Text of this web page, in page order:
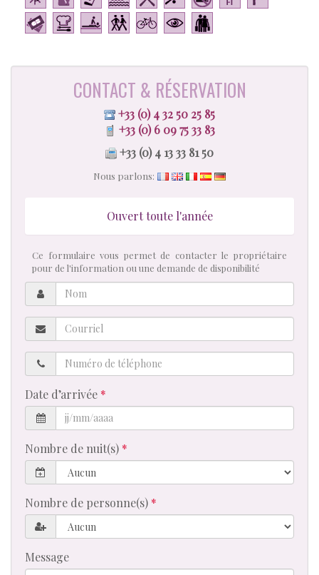
CONTACT & RÉSERVATION
+33 (0) 4 32 50 25 85
+33 (0) 6 09 75 33 83
+33 (0) 4 13 33 81 50
Nous parlons:
Ouvert toute l'année
Ce formulaire vous permet de contacter le propriétaire
pour de l'information ou une demande de disponibilité
Nom
Courriel
Numéro
de
téléphone
Date d’arrivée
Nombre de nuit(s)
Nombre de personne(s)
Message